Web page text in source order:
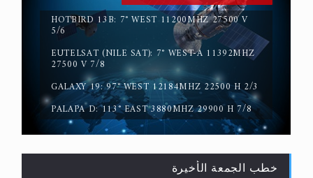
حقيقة المسيح الدجال
HOTBIRD 13B: 7° WEST 11200MHZ 27500 V
5/6
EUTELSAT (NILE SAT): 7° WEST-A 11392MHZ
27500 V 7/8
GALAXY 19: 97° WEST 12184MHZ 22500 H 2/3
PALAPA D: 113° EAST 3880MHZ 29900 H 7/8
خطب الجمعة الأخيرة